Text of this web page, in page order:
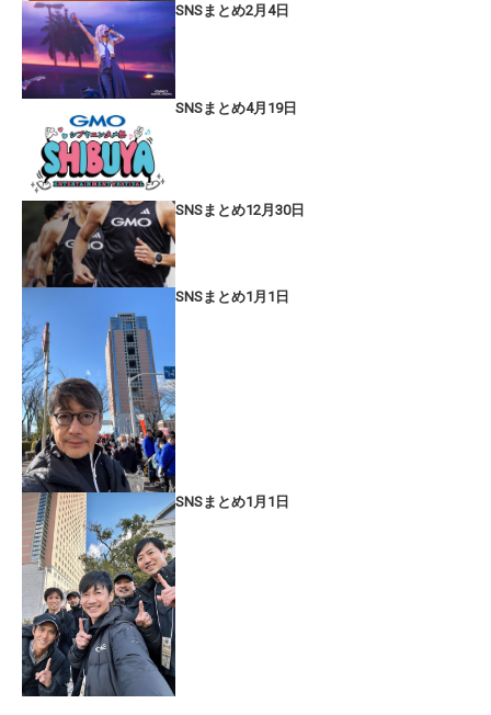
SNSまとめ2月4日
SNSまとめ4月19日
SNSまとめ12月30日
SNSまとめ1月1日
SNSまとめ1月1日